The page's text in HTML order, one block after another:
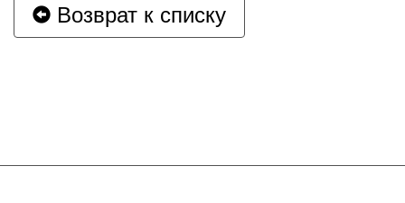
Возврат к списку